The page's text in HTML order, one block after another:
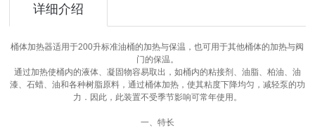
详细介绍
桶体加热器适用于200升标准油桶的加热与保温，也可用于其他桶体的加热与阀
门的保温。
通过加热使桶内的液体、凝固物容易取出，如桶内的粘接剂、油脂、柏油、油
漆、石蜡、油和各种树脂原料，通过桶体加热，使其粘度下降均匀，减轻泵的功
力．因此，此装置不受季节影响可常年使用。
一、特长